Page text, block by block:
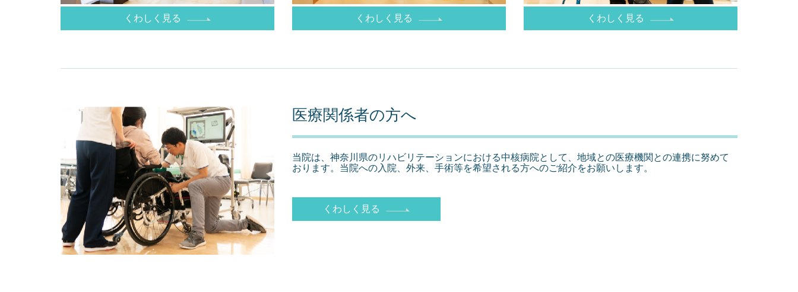
くわしく見る くわしく見る くわしく見る
医療関係者の方へ
当院は、神奈川県のリハビリテーションにおける中核病院として、地域との医療機関との連携に努めて
おります。当院への入院、外来、手術等を希望される方へのご紹介をお願いします。
くわしく見る